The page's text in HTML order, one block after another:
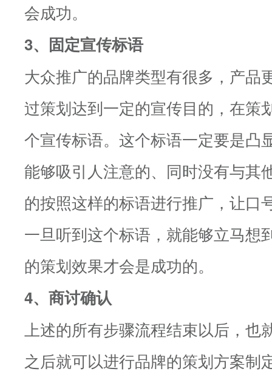
会成功。
3、固定宣传标语
大众推广的品牌类型有很多，产品
过策划达到一定的宣传目的，在策
个宣传标语。这个标语一定要是凸
能够吸引人注意的、同时没有与其
的按照这样的标语进行推广，让口
一旦听到这个标语，就能够立马想
的策划效果才会是成功的。
4、商讨确认
上述的所有步骤流程结束以后，也
之后就可以进行品牌的策划方案制